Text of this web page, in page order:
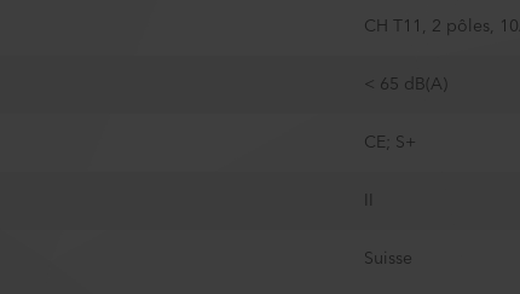
CH T11, 2 pôles,
< 65 dB(A)
CE; S+
II
Suisse